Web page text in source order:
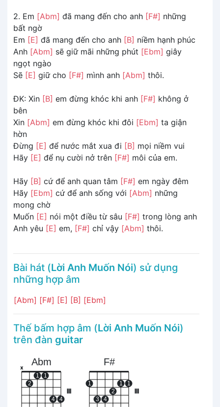
2. Em [Abm] đã mang đến cho anh [F#] những
bất ngờ
Em [E] đã mang đến cho anh [B] niềm hạnh phúc
Anh [Abm] sẽ giữ mãi những phút [Ebm] giây
ngọt ngào
Sẽ [E] giữ cho [F#] mình anh [Abm] thôi.
ĐK: Xin [B] em đừng khóc khi anh [F#] không ở
bên
Xin [Abm] em đừng khóc khi đôi [Ebm] ta giận
hờn
Đừng [E] để nước mắt xua đi [B] mọi niềm vui
Hãy [E] để nụ cười nở trên [F#] môi của em.
Hãy [B] cứ để anh quan tâm [F#] em ngày đêm
Hãy [Ebm] cứ để anh sống với [Abm] những
mong chờ
Muốn [E] nói một điều từ sâu [F#] trong lòng anh
Anh yêu [E] em, [F#] chỉ vậy [Abm] thôi.
Bài hát (Lời Anh Muốn Nói) sử dụng
những hợp âm
[Abm] [F#] [E] [B] [Ebm]
Thế bấm hợp âm (Lời Anh Muốn Nói)
trên đàn guitar
Abm
x
2
1 1
4 4
F#
1
3 4
2
1 1